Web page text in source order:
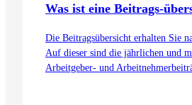
Was ist eine Beitrags-
Die Beitragsübersicht erhalten Sie
Auf dieser sind die jährlichen und
Arbeitgeber- und